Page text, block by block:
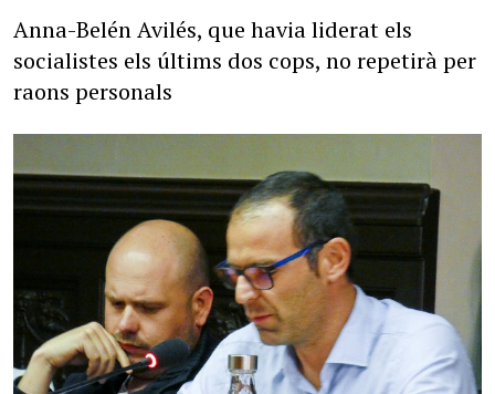
Anna-Belén Avilés, que havia liderat els
socialistes els últims dos cops, no repetirà per
raons personals